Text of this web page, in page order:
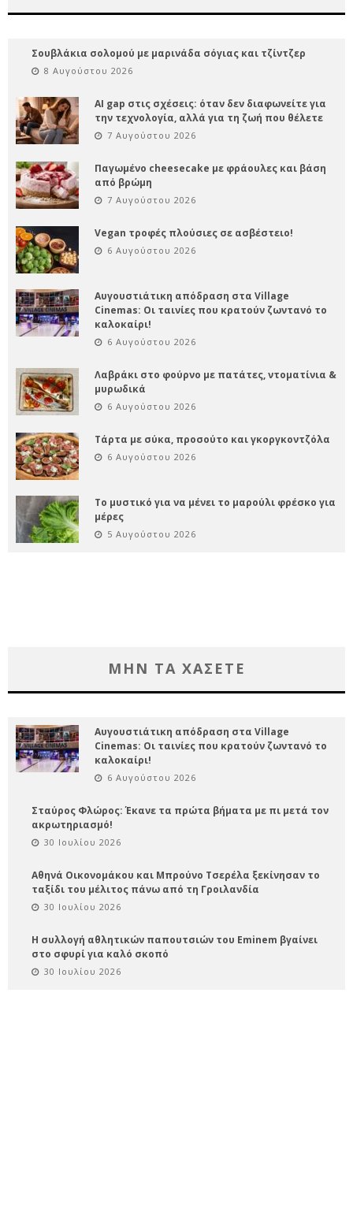
Σουβλάκια σολομού με μαρινάδα σόγιας και τζίντζερ
8 Αυγούστου 2026
AI gap στις σχέσεις: όταν δεν διαφωνείτε για
την τεχνολογία, αλλά για τη ζωή που θέλετε
7 Αυγούστου 2026
Παγωμένο cheesecake με φράουλες και βάση
από βρώμη
7 Αυγούστου 2026
Vegan τροφές πλούσιες σε ασβέστειο!
6 Αυγούστου 2026
Αυγουστιάτικη απόδραση στα Village
Cinemas: Οι ταινίες που κρατούν ζωντανό το
καλοκαίρι!
6 Αυγούστου 2026
Λαβράκι στο φούρνο με πατάτες, ντοματίνια &
μυρωδικά
6 Αυγούστου 2026
Τάρτα με σύκα, προσούτο και γκοργκοντζόλα
6 Αυγούστου 2026
Το μυστικό για να μένει το μαρούλι φρέσκο για
μέρες
5 Αυγούστου 2026
ΜΗΝ ΤΑ ΧΑΣΕΤΕ
Αυγουστιάτικη απόδραση στα Village
Cinemas: Οι ταινίες που κρατούν ζωντανό το
καλοκαίρι!
6 Αυγούστου 2026
Σταύρος Φλώρος: Έκανε τα πρώτα βήματα με πι μετά τον
ακρωτηριασμό!
30 Ιουλίου 2026
Αθηνά Οικονομάκου και Μπρούνο Τσερέλα ξεκίνησαν το
ταξίδι του μέλιτος πάνω από τη Γροιλανδία
30 Ιουλίου 2026
Η συλλογή αθλητικών παπουτσιών του Eminem βγαίνει
στο σφυρί για καλό σκοπό
30 Ιουλίου 2026